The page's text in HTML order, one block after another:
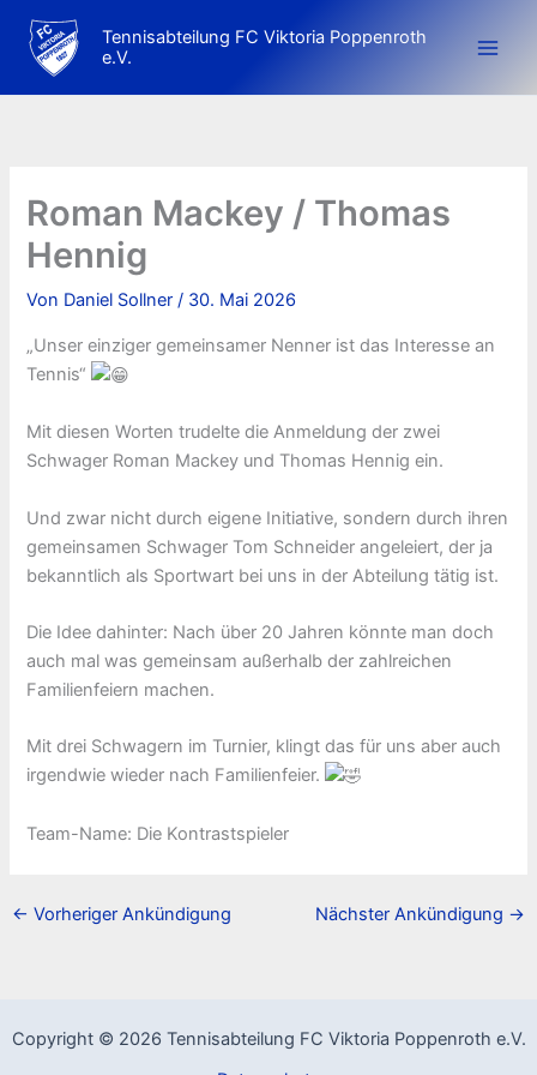
Inhalt
springen
Tennisabteilung FC Viktoria Poppenroth
e.V.
Roman Mackey / Thomas
Hennig
Von Daniel Sollner/ 30. Mai 2026
„Unser einziger gemeinsamer Nenner ist das Interesse an
Tennis“
Mit diesen Worten trudelte die Anmeldung der zwei
Schwager Roman Mackey und Thomas Hennig ein.
Und zwar nicht durch eigene Initiative, sondern durch ihren
gemeinsamen Schwager Tom Schneider angeleiert, der ja
bekanntlich als Sportwart bei uns in der Abteilung tätig ist.
Die Idee dahinter: Nach über 20 Jahren könnte man doch
auch mal was gemeinsam außerhalb der zahlreichen
Familienfeiern machen.
Mit drei Schwagern im Turnier, klingt das für uns aber auch
irgendwie wieder nach Familienfeier.
Team-Name: Die Kontrastspieler
← Vorheriger Ankündigung Nächster Ankündigung →
Copyright © 2026 Tennisabteilung FC Viktoria Poppenroth e.V.